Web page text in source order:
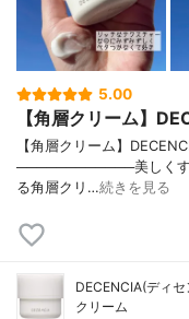
5.00
【角層クリーム】
【角層クリーム】
────────────美しくす
る角層クリ…続きを見る
DECENCIA(ディセ
クリーム